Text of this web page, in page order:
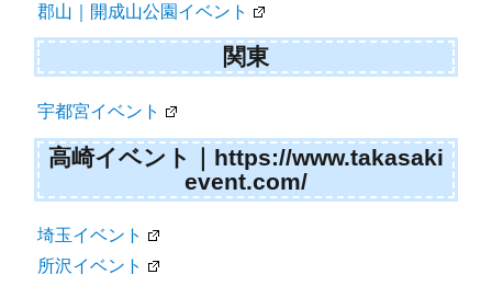
郡山｜開成山公園イベント
関東
宇都宮イベント
高崎イベント｜https://www.takasaki
event.com/
埼玉イベント
所沢イベント